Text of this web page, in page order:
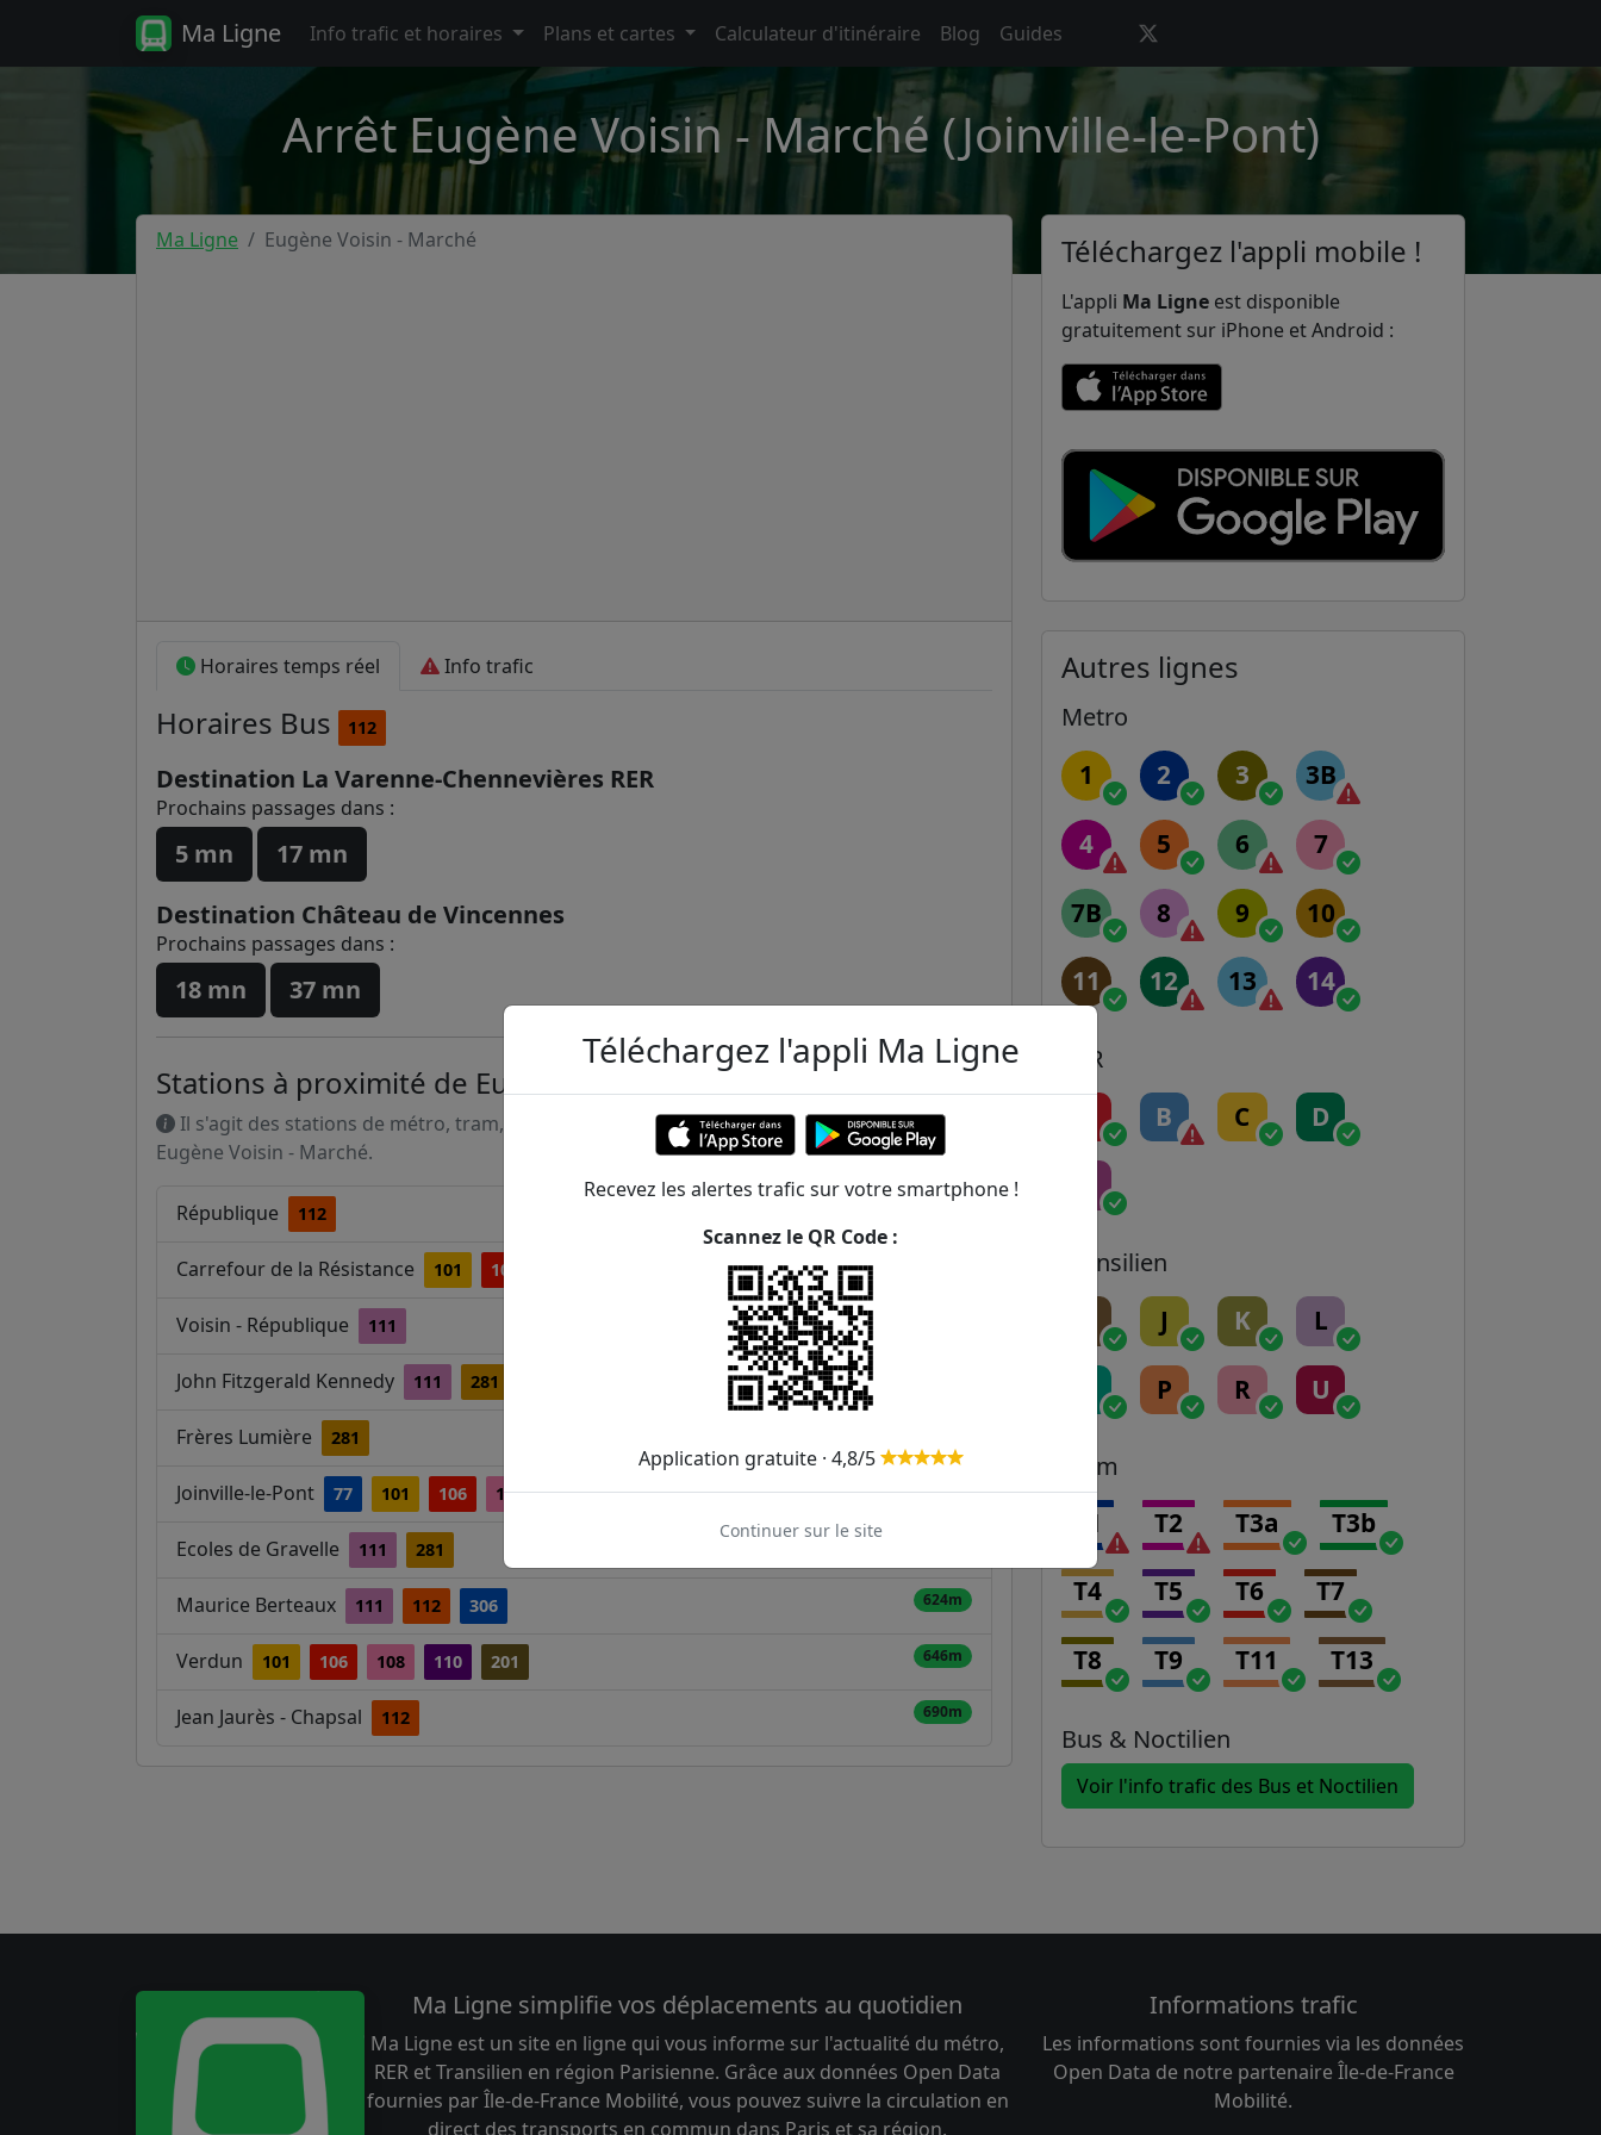
Ma Ligne Info trafic et horaires Plans et cartes Calculateur d'itinéraire Blog Guides
Arrêt Eugène Voisin - Marché (Joinville-le-Pont)
Ma Ligne Eugène Voisin - Marché
Horaires temps réel Info trafic
Horaires Bus 112
Destination La Varenne-Chennevières RER
Prochains passages dans :
5 mn
17 mn
Destination Château de Vincennes
Prochains passages dans :
18 mn 37 mn
Stations à proximité de Eugène Voisin - Marché
Il s'agit des stations de métro, tram, RER et transilien situées à moins de 1km de la gare
Eugène Voisin - Marché.
République 112 221m
Carrefour de la Résistance 101 106 201
Voisin - République 111
John Fitzgerald Kennedy 111 281
Frères Lumière 281
Joinville-le-Pont 77 101 106 108 110 112 201 281 A 505m
Ecoles de Gravelle 111 281
Maurice Berteaux 111 112 306 624m
Verdun 101 106 108 110 201 646m
Jean Jaurès - Chapsal 112 690m
Téléchargez l'appli mobile !
L'appli Ma Ligne est disponible
gratuitement sur iPhone et Android :
Autres lignes
Metro
1 2 3 3B
4 5 6 7
7B 8 9 10
11 12 13 14
RER
B C D
Transilien
J K L
P R U
Tram
T1 T2 T3a T3b
T4 T5 T6 T7
T8 T9 T11 T13
Bus & Noctilien
Voir l'info trafic des Bus et Noctilien
Ma Ligne simplifie vos déplacements au quotidien
Ma Ligne est un site en ligne qui vous informe sur l'actualité du métro,
RER et Transilien en région Parisienne. Grâce aux données Open Data
fournies par Île-de-France Mobilité, vous pouvez suivre la circulation en
direct des transports en commun dans Paris et sa région.
Informations trafic
Les informations sont fournies via les données
Open Data de notre partenaire Île-de-France
Mobilité.
Téléchargez l'appli Ma Ligne
Recevez les alertes trafic sur votre smartphone !
Scannez le QR Code :
Application gratuite · 4,8/5
Continuer sur le site